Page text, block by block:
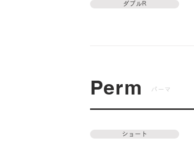
ダブルR
パーマ
Perm
ショート